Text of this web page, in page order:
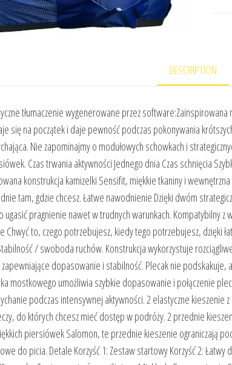
DESCRIPTION
tłumaczenie wygenerowane przez
się na początek i daje pewność podczas pokonywania
Nie zapominajmy o modułowych schowkach i
Czas trwania aktywności Jednego dnia Czas schnięcia
konstrukcja kamizelki Sensifit, miękkie tkaniny i
tam, gdzie chcesz. Łatwe nawodnienie Dzięki dwóm
ugasić pragnienie nawet w trudnych warunkach. Kompatybilny
Chwyć to, czego potrzebujesz, kiedy tego potrzebujesz, dzięki
/ swoboda ruchów. Konstrukcja wykorzystuje
dopasowanie i stabilność. Plecak nie podskakuje,
mostkowego umożliwia szybkie dopasowanie i połączenie
podczas intensywnej aktywności. 2 elastyczne kieszenie
do których chcesz mieć dostęp w podróży. 2 przednie
piersiówek Salomon, te przednie kieszenie ograniczają
do picia. Detale Korzyść 1: Zestaw startowy Korzyść 2: Łatwy